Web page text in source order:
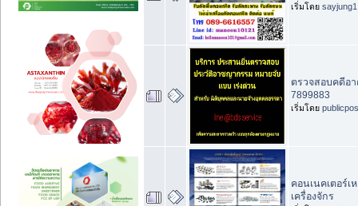
เริ่มโดย sayjung1
ตรวจสอบคดีอ
7899883
เริ่มโดย
คอนเนคเตอร์
เครื่องจักร